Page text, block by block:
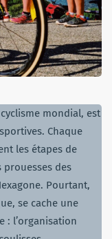
mondial, est
Chaque
les étapes de
prouesses des
Pourtant,
se cache une
: l’organisation